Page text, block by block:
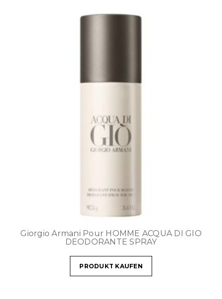
Giorgio Armani Pour HOMME ACQUA DI GIO
DEODORANTE SPRAY
PRODUKT KAUFEN